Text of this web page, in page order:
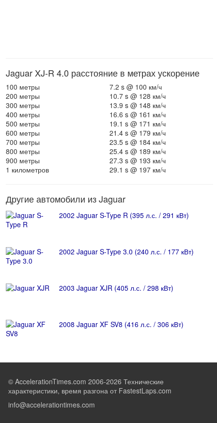
Jaguar XJ-R 4.0 расстояние в метрах ускорение
100 метры
7.2 s @ 100 км/ч
200 метры
10.7 s @ 128 км/ч
300 метры
13.9 s @ 148 км/ч
400 метры
16.6 s @ 161 км/ч
500 метры
19.1 s @ 171 км/ч
600 метры
21.4 s @ 179 км/ч
700 метры
23.5 s @ 184 км/ч
800 метры
25.4 s @ 189 км/ч
900 метры
27.3 s @ 193 км/ч
1 километров
29.1 s @ 197 км/ч
Другие автомобили из Jaguar
2002 Jaguar S-Type R (395 л.с. / 291 кВт)
2002 Jaguar S-Type 3.0 (240 л.с. / 177 кВт)
2003 Jaguar XJR (405 л.с. / 298 кВт)
2008 Jaguar XF SV8 (416 л.с. / 306 кВт)
© AccelerationTimes.com 2006-2026 Технические
характеристики, время разгона от FastestLaps.com
info@accelerationtimes.com